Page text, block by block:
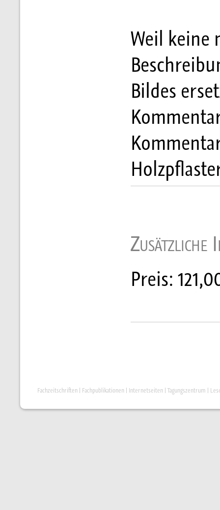
Weil keine
Bildes
Zusätzliche
Preis:
Fachzeitschriften Fachpublikationen Internetseiten Tagungszentrum